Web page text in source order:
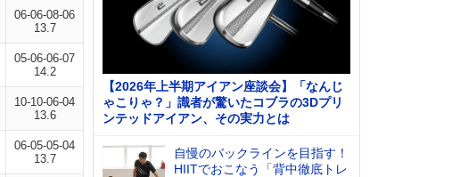
06-06-08-06
13.7
05-06-06-07
14.2
10-10-06-04
13.6
06-05-05-04
13.7
【2026年上半期アイアン座談会】「なんじ
ゃこりゃ？」識者が驚いたコブラの3Dプリ
ンテッドアイアン、その実力とは
自慢のバックラインを目指す！
HIITでおこなう「背中徹底トレ